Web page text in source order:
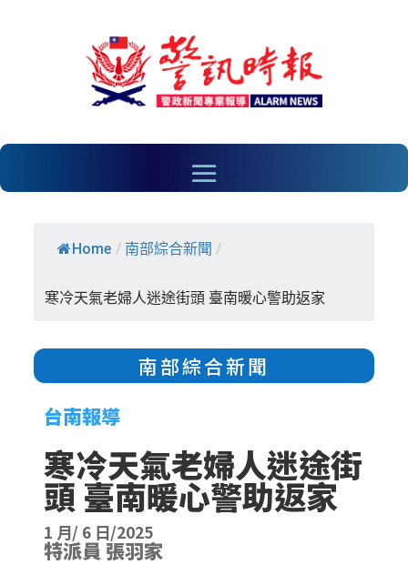
Home / 南部綜合新聞 /
寒冷天氣老婦人迷途街頭 臺南暖心警助返家
南部綜合新聞
台南報導
寒冷天氣老婦人迷途街
頭 臺南暖心警助返家
1 月/ 6 日/2025
特派員 張羽家